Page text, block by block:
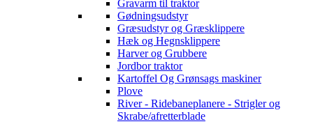
Gravarm til traktor
Gødningsudstyr
Græsudstyr og Græsklippere
Hæk og Hegnsklippere
Harver og Grubbere
Jordbor traktor
Kartoffel Og Grønsags maskiner
Plove
River - Ridebaneplanere - Strigler og
Skrabe/afretterblade